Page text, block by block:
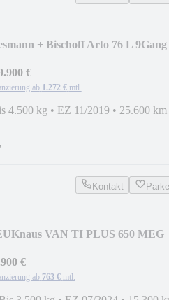
+ Bischoff Arto 76 L 9Gang
€
ab 1.272 € mtl.
4.500 kg • EZ 11/2019 • 25.600 km
Kontakt
Knaus VAN TI PLUS 650 MEG
€
ab 763 € mtl.